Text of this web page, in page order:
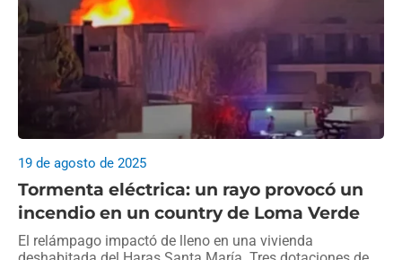
Tormenta eléctrica: un rayo provocó un
incendio en un country de Loma Verde
19 de agosto de 2025
El relámpago impactó de lleno en una vivienda